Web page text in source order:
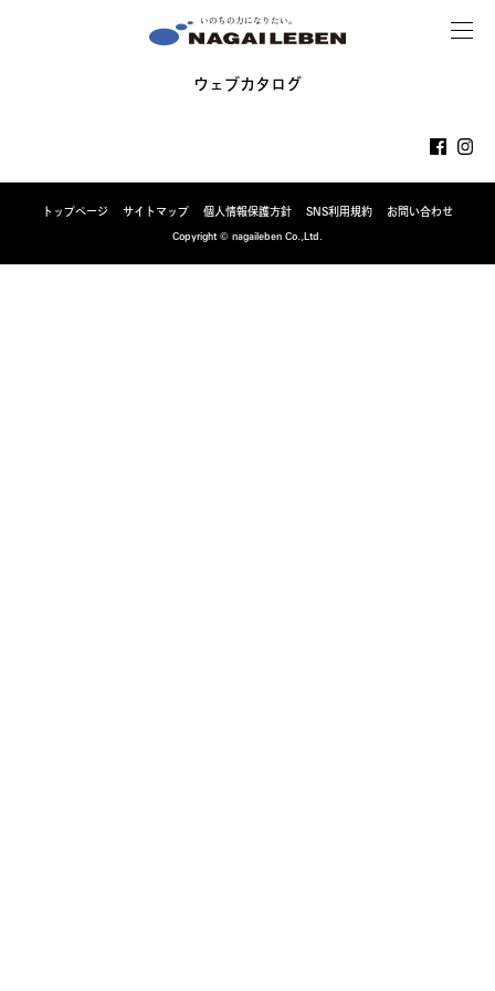
MENU
ウェブカタログ
トップページ サイトマップ 個人情報保護方針 SNS利用規約
お問い合わせ
Copyright © nagaileben Co.,Ltd.